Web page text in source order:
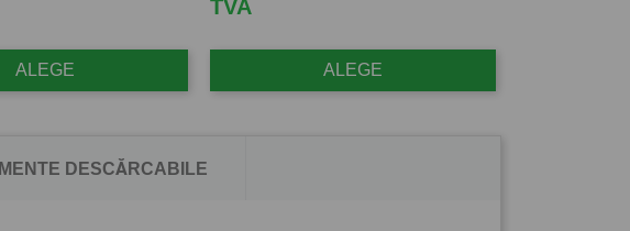
ALEGE
TVA
ALEGE
DESCĂRCABILE